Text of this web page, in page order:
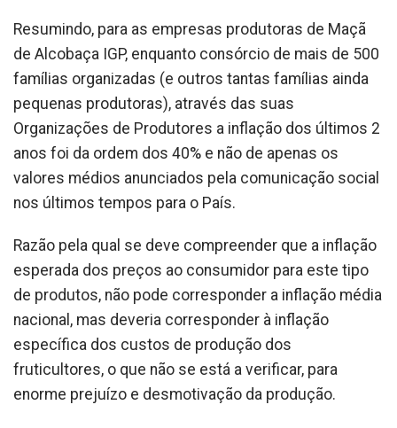
Resumindo, para as empresas produtoras de Maçã
de Alcobaça IGP, enquanto consórcio de mais de 500
famílias organizadas (e outros tantas famílias ainda
pequenas produtoras), através das suas
Organizações de Produtores a inflação dos últimos 2
anos foi da ordem dos 40% e não de apenas os
valores médios anunciados pela comunicação social
nos últimos tempos para o País.
Razão pela qual se deve compreender que a inflação
esperada dos preços ao consumidor para este tipo
de produtos, não pode corresponder a inflação média
nacional, mas deveria corresponder à inflação
específica dos custos de produção dos
fruticultores, o que não se está a verificar, para
enorme prejuízo e desmotivação da produção.